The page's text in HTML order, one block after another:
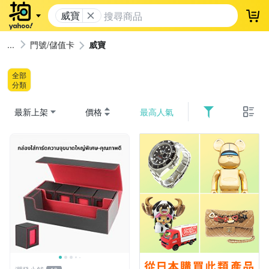
威寶 登
門號/儲值卡 威寶
全部
分類
最新上架 價格 最高人氣